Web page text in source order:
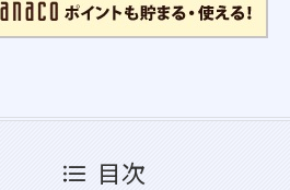
目次